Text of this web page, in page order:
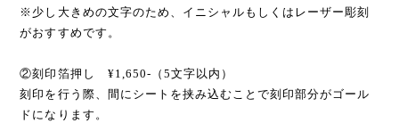
※少し大きめの文字のため、イニシャルもしくはレーザー彫刻
がおすすめです。
②刻印箔押し ¥1,650-（5文字以内）
刻印を行う際、間にシートを挟み込むことで刻印部分がゴール
ドになります。